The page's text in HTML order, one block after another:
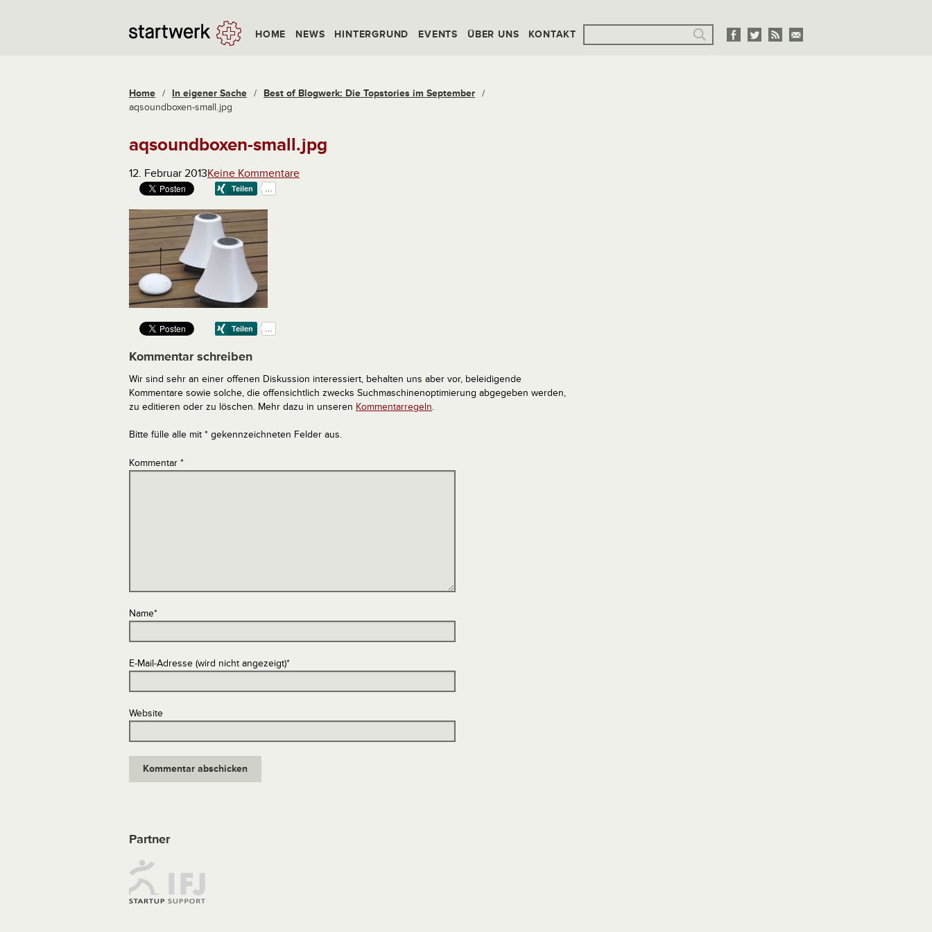
HOME NEWS HINTERGRUND EVENTS ÜBER UNS KONTAKT
Home / In eigener Sache / Best of Blogwerk: Die Topstories im September /
aqsoundboxen-small.jpg
aqsoundboxen-small.jpg
12. Februar 2013Keine Kommentare
Kommentar schreiben
Wir sind sehr an einer offenen Diskussion interessiert, behalten uns aber vor, beleidigende
Kommentare sowie solche, die offensichtlich zwecks Suchmaschinenoptimierung abgegeben werden,
zu editieren oder zu löschen. Mehr dazu in unseren Kommentarregeln.
Bitte fülle alle mit * gekennzeichneten Felder aus.
Kommentar *
Name*
E-Mail-Adresse (wird nicht angezeigt)*
Website
Partner